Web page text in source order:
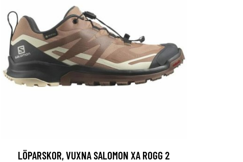
LÖPARSKOR, VUXNA SALOMON XA ROGG 2